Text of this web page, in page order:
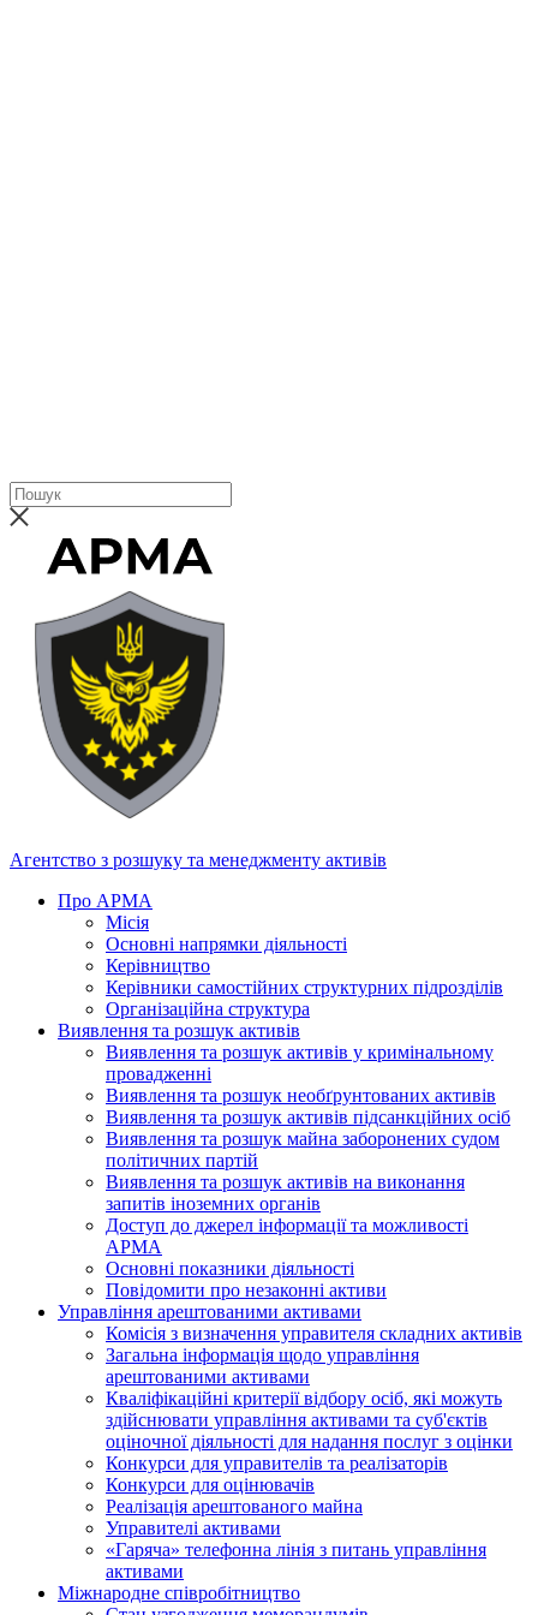
Агентство з розшуку та менеджменту активів
Про АРМА
Місія
Основні напрямки діяльності
Керівництво
Керівники самостійних структурних підрозділів
Організаційна структура
Виявлення та розшук активів
Виявлення та розшук активів у кримінальному
провадженні
Виявлення та розшук необґрунтованих активів
Виявлення та розшук активів підсанкційних осіб
Виявлення та розшук майна заборонених судом
політичних партій
Виявлення та розшук активів на виконання
запитів іноземних органів
Доступ до джерел інформації та можливості
АРМА
Основні показники діяльності
Повідомити про незаконні активи
Управління арештованими активами
Комісія з визначення управителя складних активів
Загальна інформація щодо управління
арештованими активами
Кваліфікаційні критерії відбору осіб, які можуть
здiйснювати управління активами та суб'єктів
оціночної діяльності для надання послуг з оцінки
Конкурси для управителів та реалізаторів
Конкурси для оцінювачів
Реалізація арештованого майна
Управителі активами
«Гаряча» телефонна лінія з питань управління
активами
Міжнародне співробітництво